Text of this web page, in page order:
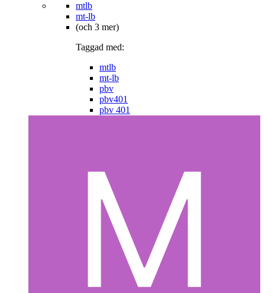
mtlb
mt-lb
(och 3 mer)
Taggad med:
mtlb
mt-lb
pbv
pbv401
pbv 401